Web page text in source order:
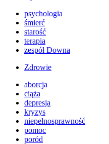
psychologia
śmierć
starość
terapia
zespół Downa
Zdrowie
aborcja
ciąża
depresja
kryzys
niepełnosprawność
pomoc
poród